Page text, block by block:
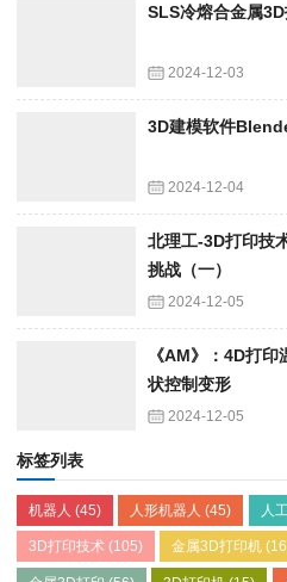
SLS冷熔合金属
2024-12-03
3D建模软件
2024-12-04
北理工-3D打印技
挑战（一）
2024-12-05
《AM》：4D打
状控制变形
2024-12-05
标签列表
机器人 (45) 人形机器人 (45) 人
3D打印技术 (105) 金属3D打印机